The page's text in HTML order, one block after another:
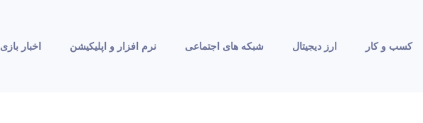
کسب و کار ارز دیجیتال شبکه های اجتماعی نرم افزار و اپلیکیشن اخبار بازی